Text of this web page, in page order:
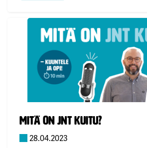
noudatamme jatkossakin
vastuullisuuden pelisääntöjä. Hyvä
ohjaa
Mitä on JNT Kuitu?
Julkaistu:
28.04.2023